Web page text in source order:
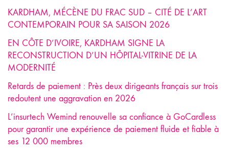
KARDHAM, MÉCÈNE DU FRAC SUD – CITÉ DE L’ART
CONTEMPORAIN POUR SA SAISON 2026
EN CÔTE D’IVOIRE, KARDHAM SIGNE LA
RECONSTRUCTION D’UN HÔPITAL-VITRINE DE LA
MODERNITÉ
Retards de paiement : Près deux dirigeants français sur trois
redoutent une aggravation en 2026
L’insurtech Wemind renouvelle sa confiance à GoCardless
pour garantir une expérience de paiement fluide et fiable à
ses 12 000 membres